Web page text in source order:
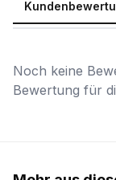
Noch keine
Bewertung für